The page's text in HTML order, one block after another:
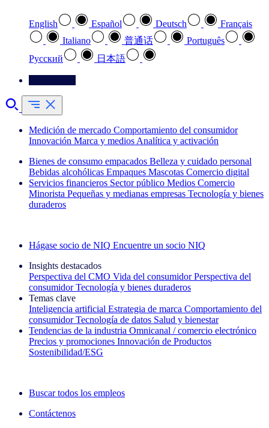
English Español Deutsch
Français
Italiano
普通话
Português
Pусский
日本語
Medición de mercado Comportamiento del consumidor
Innovación Marca y medios Analítica y activación
Bienes de consumo empacados Belleza y cuidado personal
Bebidas alcohólicas Empaques Mascotas Comercio digital
Servicios financieros Sector público Medios Comercio
Minorista Pequeñas y medianas empresas Tecnología y bienes
duraderos
Hágase socio de NIQ Encuentre un socio NIQ
Insights destacados
Perspectiva del CMO Vida del consumidor Perspectiva del
consumidor Tecnología y bienes duraderos
Temas clave
Inteligencia artificial Estrategia de marca Comportamiento del
consumidor Tecnología de datos Salud y bienestar
Tendencias de la industria Omnicanal / comercio electrónico
Precios y promociones Innovación de Productos
Sostenibilidad/ESG
Buscar todos los empleos
Contáctenos